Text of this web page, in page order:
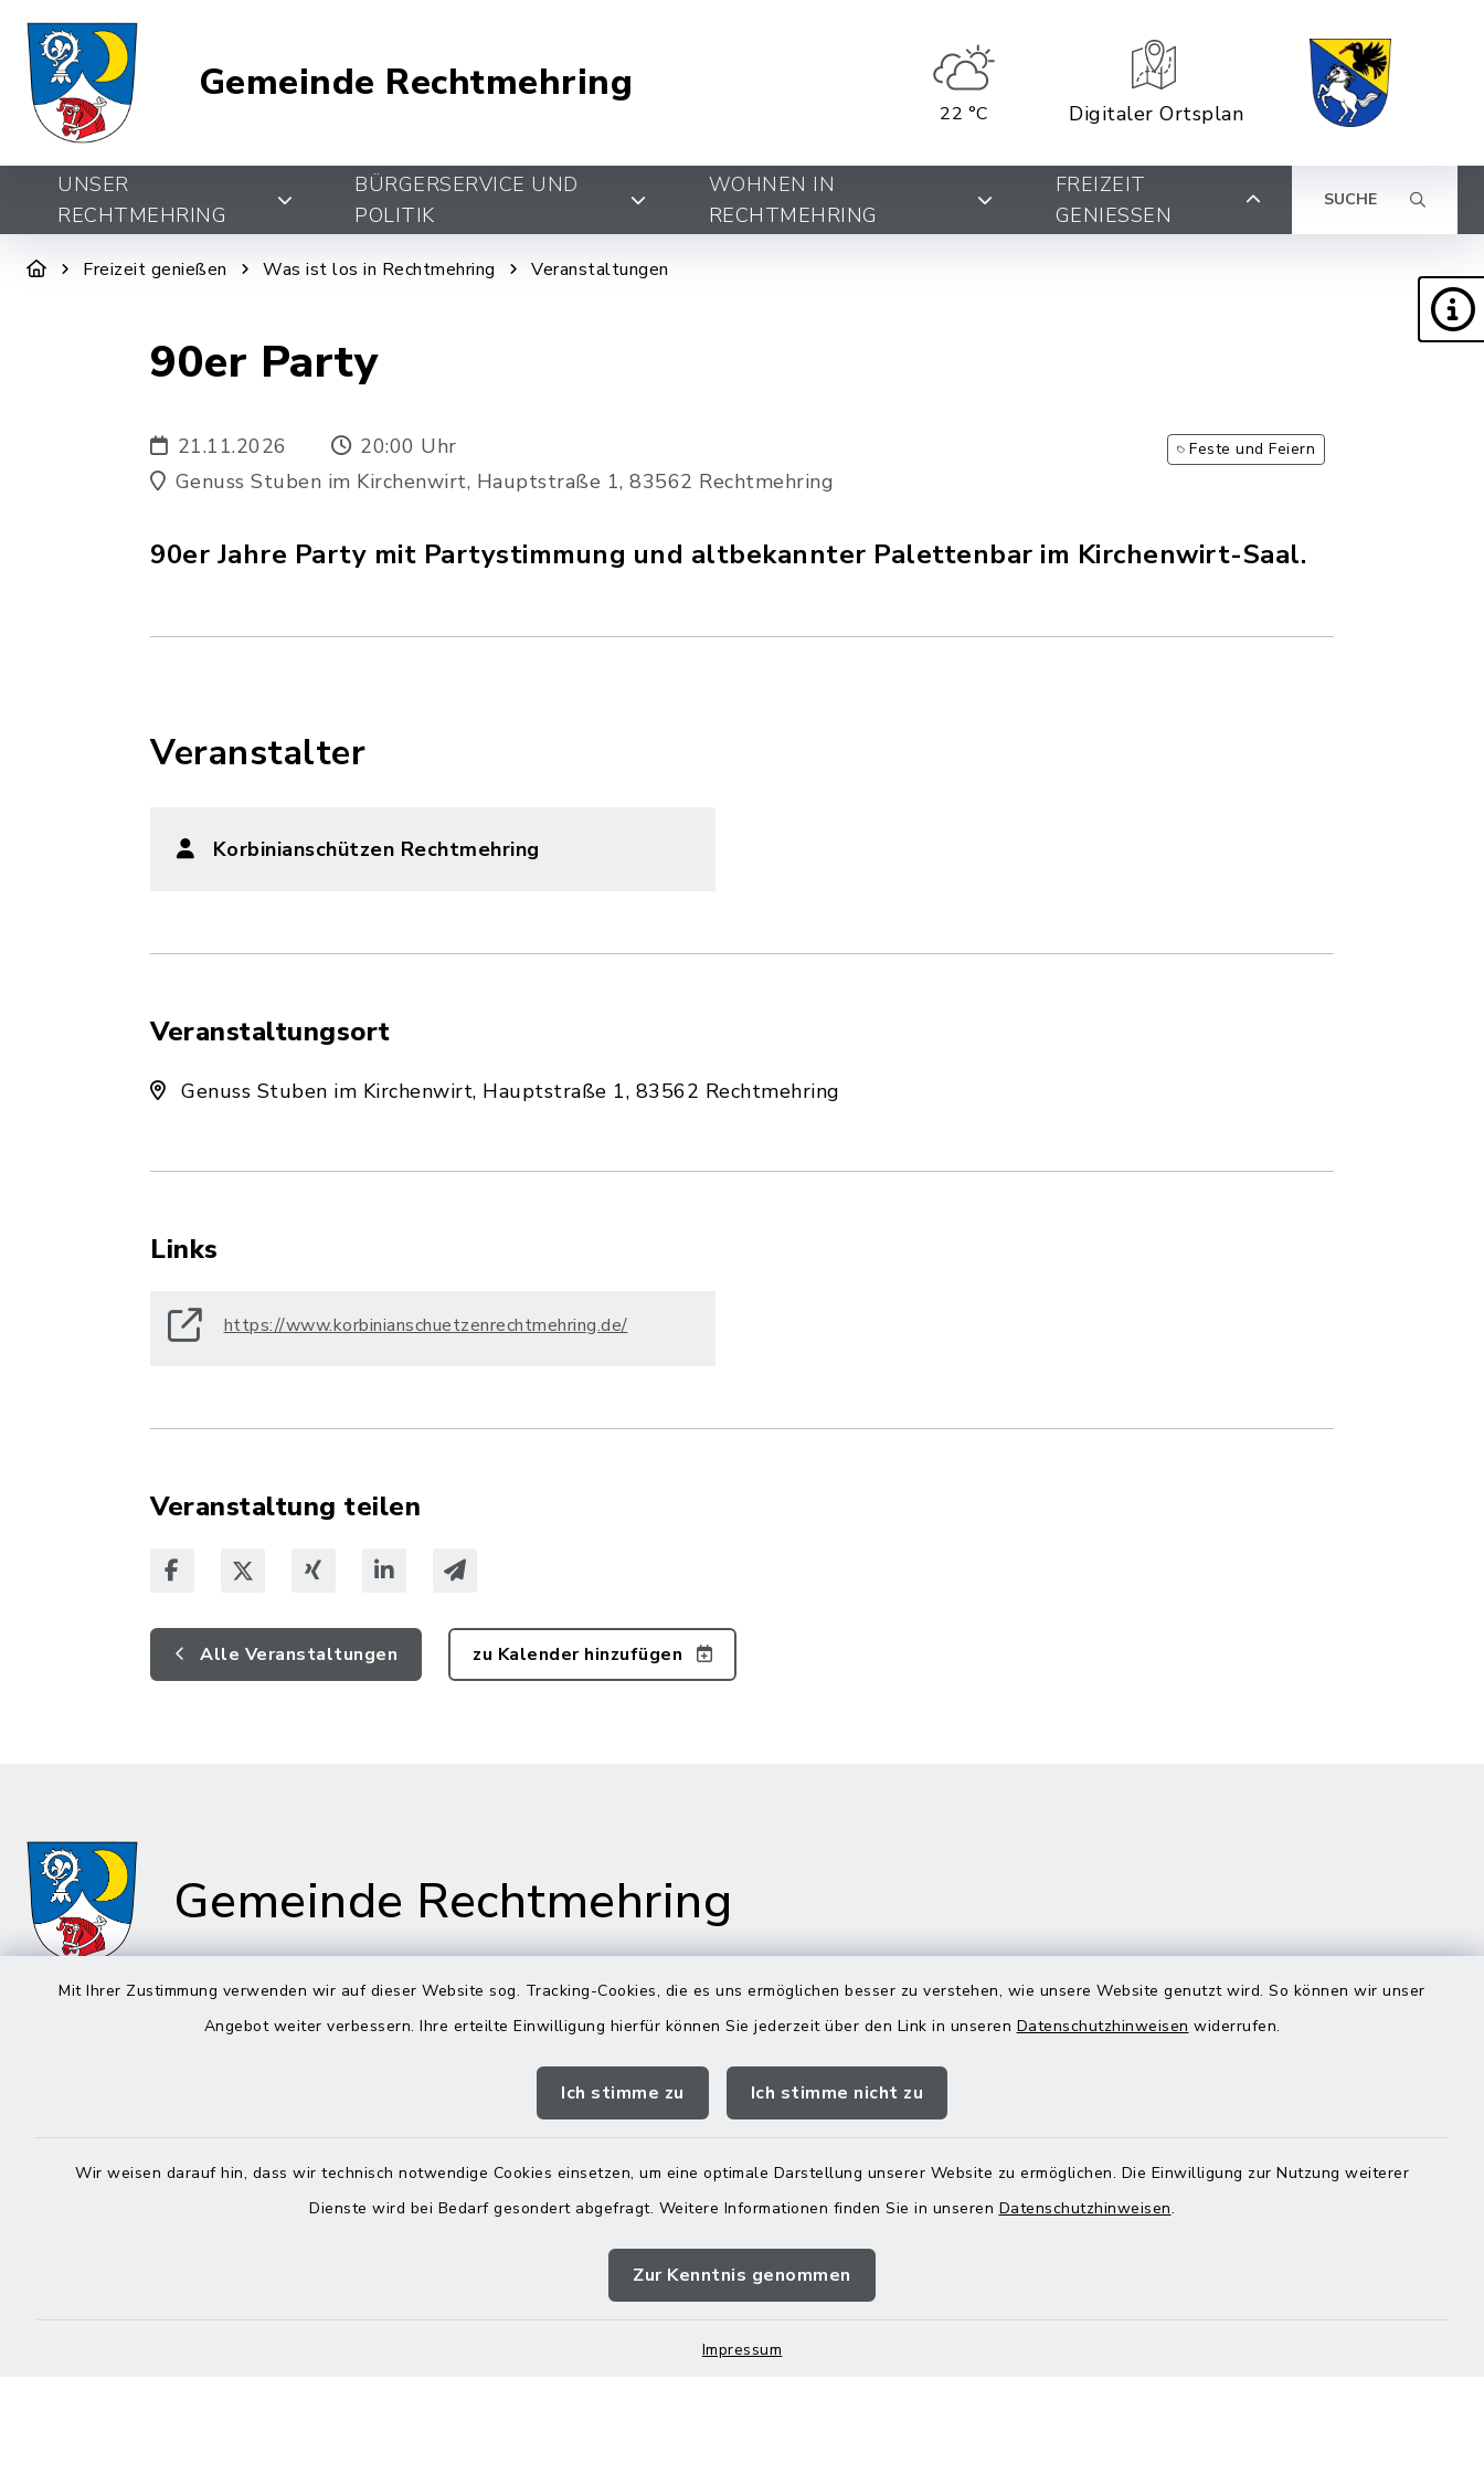
Mit Ihrer Zustimmung verwenden wir auf dieser Website sog. Tracking-Cookies, die es uns ermöglichen besser zu verstehen, wie unsere Website genutzt wird. So können wir unser
Angebot weiter verbessern. Ihre erteilte Einwilligung hierfür können Sie jederzeit über den Link in unseren Datenschutzhinweisen widerrufen.
Ich stimme zu Ich stimme nicht zu
Wir weisen darauf hin, dass wir technisch notwendige Cookies einsetzen, um eine optimale Darstellung unserer Website zu ermöglichen. Die Einwilligung zur Nutzung weiterer
Dienste wird bei Bedarf gesondert abgefragt. Weitere Informationen finden Sie in unseren Datenschutzhinweisen.
Zur Kenntnis genommen
Impressum
Gemeinde Rechtmehring
22 °C Digitaler Ortsplan
UNSER
RECHTMEHRING
BÜRGERSERVICE UND
POLITIK
WOHNEN IN
RECHTMEHRING
FREIZEIT
GENIESSEN
SUCHE
Freizeit genießen Was ist los in Rechtmehring Veranstaltungen
90er Party
21.11.2026
20:00 Uhr
Genuss Stuben im Kirchenwirt, Hauptstraße 1, 83562 Rechtmehring
Feste und Feiern
90er Jahre Party mit Partystimmung und altbekannter Palettenbar im Kirchenwirt-Saal.
Veranstalter
Korbinianschützen Rechtmehring
Veranstaltungsort
Genuss Stuben im Kirchenwirt, Hauptstraße 1, 83562 Rechtmehring
Links
https://www.korbinianschuetzenrechtmehring.de/
Veranstaltung teilen
Alle Veranstaltungen zu Kalender hinzufügen
Gemeinde Rechtmehring
83562 Rechtmehring
Rathaus in Maitenbeth
08076 9166-0
08076 9166-20
Rathäuser
Montag bis Freitag:
08:00-12:00 Uhr
Donnerstag zusätzlich:
13:00-18:00 Uhr